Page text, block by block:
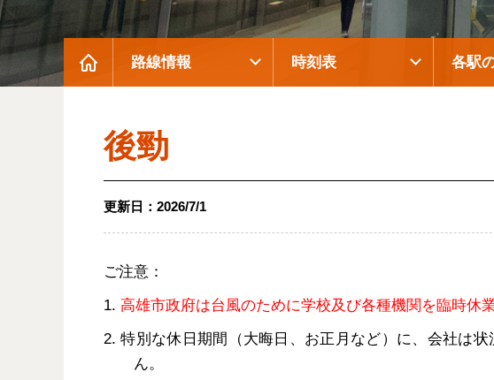
路線情報 時刻表 各駅
後勁
更新日： 2026/7/1
ご注意：
1. 高雄市政府は台風のために学校及び各種機関を臨時休
2. 特別な休日期間（大晦日、お正月など）に、会社は
ん。